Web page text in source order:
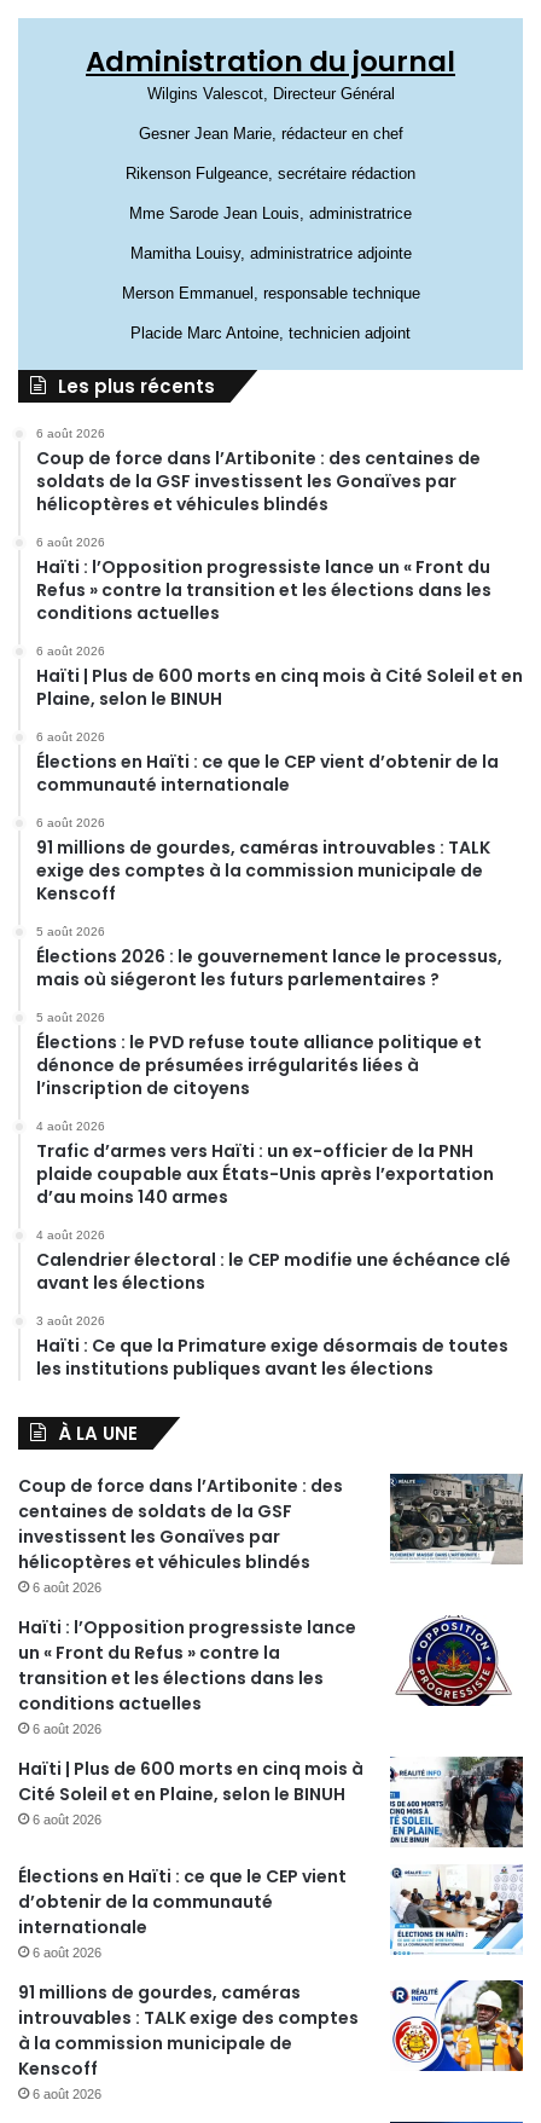
Administration du journal
Wilgins Valescot, Directeur Général
Gesner Jean Marie, rédacteur en chef
Rikenson Fulgeance, secrétaire rédaction
Mme Sarode Jean Louis, administratrice
Mamitha Louisy, administratrice adjointe
Merson Emmanuel, responsable technique
Placide Marc Antoine, technicien adjoint
Les plus récents
6 août 2026
Coup de force dans l’Artibonite : des centaines de
soldats de la GSF investissent les Gonaïves par
hélicoptères et véhicules blindés
6 août 2026
Haïti : l’Opposition progressiste lance un « Front du
Refus » contre la transition et les élections dans les
conditions actuelles
6 août 2026
Haïti | Plus de 600 morts en cinq mois à Cité Soleil et en
Plaine, selon le BINUH
6 août 2026
Élections en Haïti : ce que le CEP vient d’obtenir de la
communauté internationale
6 août 2026
91 millions de gourdes, caméras introuvables : TALK
exige des comptes à la commission municipale de
Kenscoff
5 août 2026
Élections 2026 : le gouvernement lance le processus,
mais où siégeront les futurs parlementaires ?
5 août 2026
Élections : le PVD refuse toute alliance politique et
dénonce de présumées irrégularités liées à
l’inscription de citoyens
4 août 2026
Trafic d’armes vers Haïti : un ex-officier de la PNH
plaide coupable aux États-Unis après l’exportation
d’au moins 140 armes
4 août 2026
Calendrier électoral : le CEP modifie une échéance clé
avant les élections
3 août 2026
Haïti : Ce que la Primature exige désormais de toutes
les institutions publiques avant les élections
À LA UNE
Coup de force dans l’Artibonite : des
centaines de soldats de la GSF
investissent les Gonaïves par
hélicoptères et véhicules blindés
6 août 2026
Haïti : l’Opposition progressiste lance
un « Front du Refus » contre la
transition et les élections dans les
conditions actuelles
6 août 2026
Haïti | Plus de 600 morts en cinq mois à
Cité Soleil et en Plaine, selon le BINUH
6 août 2026
Élections en Haïti : ce que le CEP vient
d’obtenir de la communauté
internationale
6 août 2026
91 millions de gourdes, caméras
introuvables : TALK exige des comptes
à la commission municipale de
Kenscoff
6 août 2026